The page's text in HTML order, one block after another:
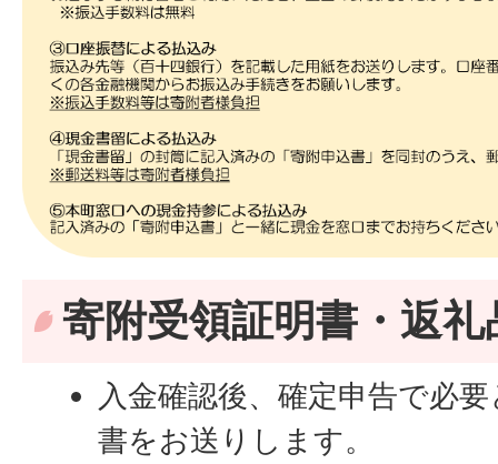
寄附受領証明書・返
入金確認後、確定申告で必
書をお送りします。